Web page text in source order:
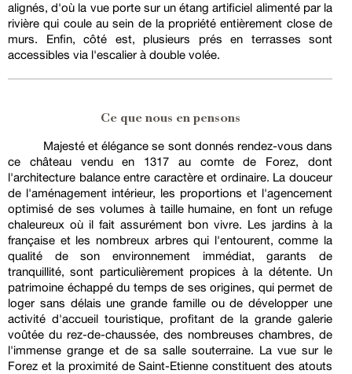
alignés, d'où la vue porte sur un étang artificiel alimenté par la
rivière qui coule au sein de la propriété entièrement close de
murs. Enfin, côté est, plusieurs prés en terrasses sont
accessibles via l'escalier à double volée.
Ce que nous en pensons
Majesté et élégance se sont donnés rendez-vous dans
ce château vendu en 1317 au comte de Forez, dont
l'architecture balance entre caractère et ordinaire. La douceur
de l'aménagement intérieur, les proportions et l'agencement
optimisé de ses volumes à taille humaine, en font un refuge
chaleureux où il fait assurément bon vivre. Les jardins à la
française et les nombreux arbres qui l'entourent, comme la
qualité de son environnement immédiat, garants de
tranquillité, sont particulièrement propices à la détente. Un
patrimoine échappé du temps de ses origines, qui permet de
loger sans délais une grande famille ou de développer une
activité d'accueil touristique, profitant de la grande galerie
voûtée du rez-de-chaussée, des nombreuses chambres, de
l'immense grange et de sa salle souterraine. La vue sur le
Forez et la proximité de Saint-Etienne constituent des atouts